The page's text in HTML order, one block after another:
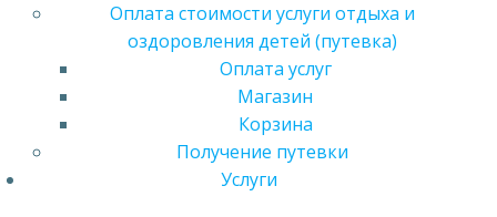
Оплата стоимости услуги отдыха и
оздоровления детей (путевка)
Оплата услуг
Магазин
Корзина
Получение путевки
Услуги